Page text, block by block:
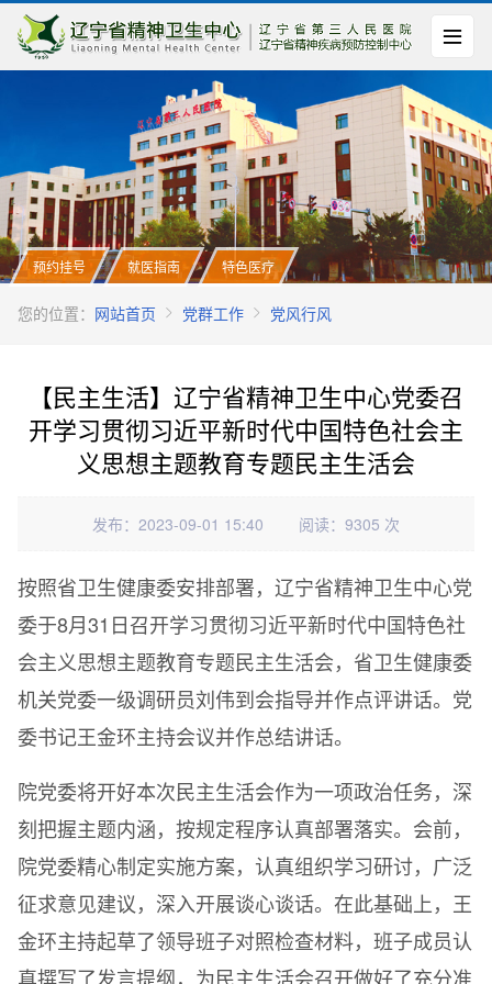
预约挂号 就医指南 特色医疗
您的位置： 网站首页 党群工作 党风行风
【民主生活】辽宁省精神卫生中心党委召
开学习贯彻习近平新时代中国特色社会主
义思想主题教育专题民主生活会
发布：2023-09-01 15:40 阅读：9305 次
按照省卫生健康委安排部署，辽宁省精神卫生中心党
委于8月31日召开学习贯彻习近平新时代中国特色社
会主义思想主题教育专题民主生活会，省卫生健康委
机关党委一级调研员刘伟到会指导并作点评讲话。党
委书记王金环主持会议并作总结讲话。
院党委将开好本次民主生活会作为一项政治任务，深
刻把握主题内涵，按规定程序认真部署落实。会前，
院党委精心制定实施方案，认真组织学习研讨，广泛
征求意见建议，深入开展谈心谈话。在此基础上，王
金环主持起草了领导班子对照检查材料，班子成员认
真撰写了发言提纲，为民主生活会召开做好了充分准